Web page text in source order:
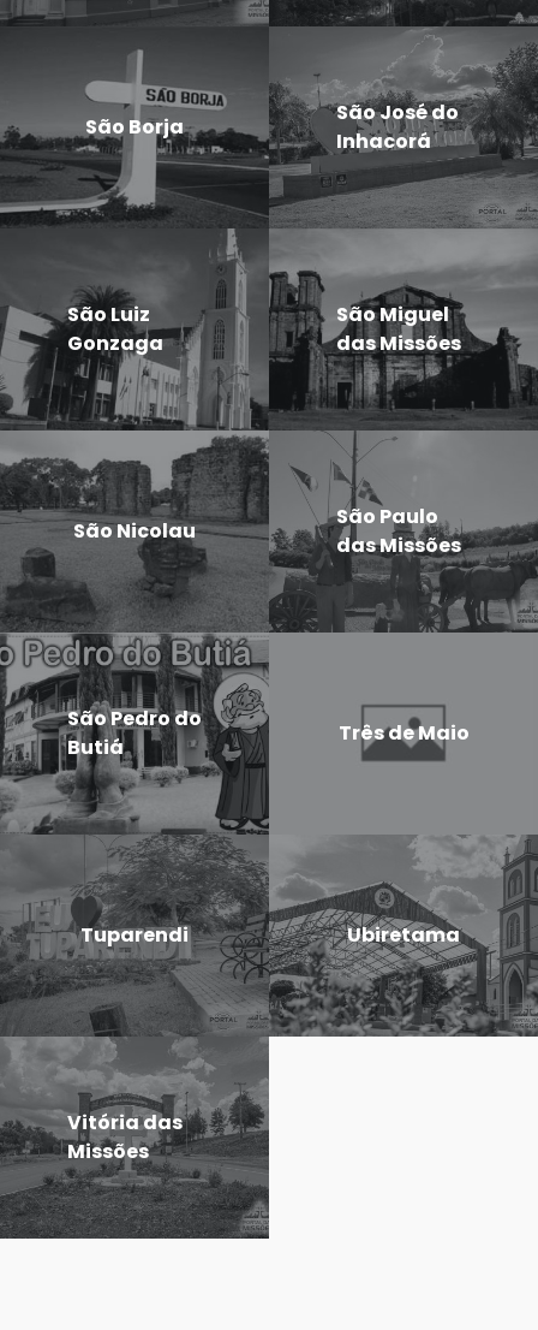
São Borja
São José do
Inhacorá
São Luiz
Gonzaga
São Miguel
das Missões
São Nicolau
São Paulo
das Missões
São Pedro do
Butiá
Três de Maio
Tuparendi Ubiretama
Vitória das
Missões